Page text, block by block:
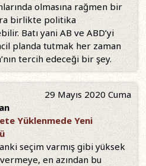
olmasına rağmen bir
birlikte politika
Batı yani AB ve ABD’yi
planda tutmak her zaman
tercih edeceği bir şey.
29 Mayıs 2020 Cuma
Yüklenmede Yeni
seçim varmış gibi yüksek
en azından bu